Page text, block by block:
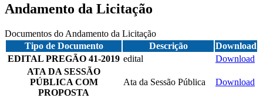
Andamento da Licitação
Documentos do Andamento da Licitação
Tipo de Documento
Descrição
Download
EDITAL PREGÃO 41-2019 edital
Download
ATA DA SESSÃO
PÚBLICA COM
PROPOSTA
Ata da Sessão Pública Download